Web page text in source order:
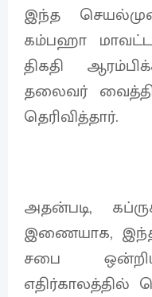
இந்த
கம்பஹா
திகதி
தலைவர்
தெரிவித்தார்.
அதன்படி,
இணையாக, இந்த
சபை
எதிர்காலத்தில்